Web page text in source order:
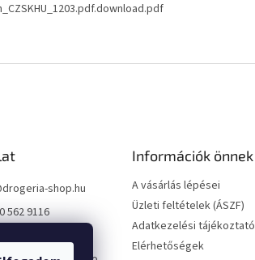
drogeria-shop.hu
562 9116
Információk önnek
A vásárlás lépései
Üzleti feltételek (ÁSZF)
Adatkezelési tájékoztató
Elérhetőségek